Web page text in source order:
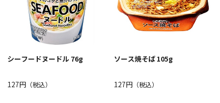
シーフードヌードル 76g
127円 （税込）
ソース焼そば 105g
127円（税込）